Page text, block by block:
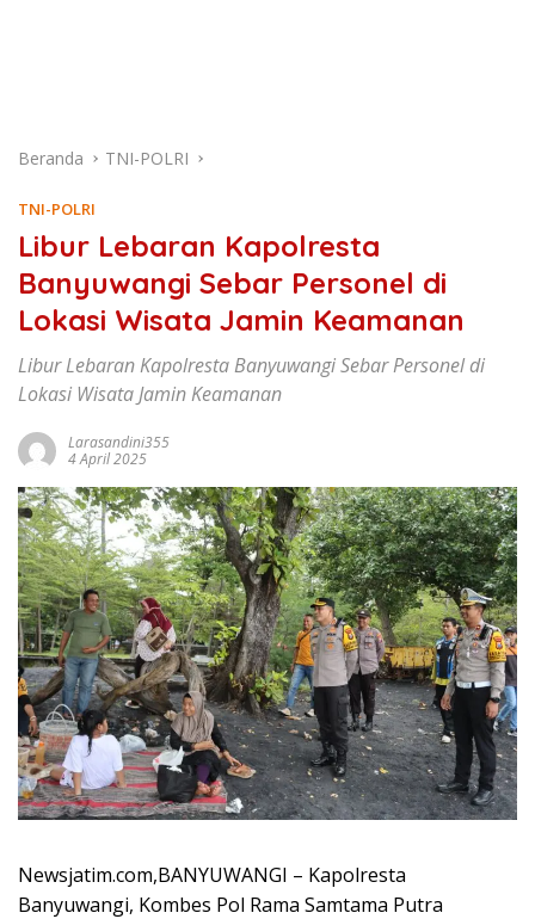
Beranda TNI-POLRI
TNI-POLRI
Libur Lebaran Kapolresta
Banyuwangi Sebar Personel di
Lokasi Wisata Jamin Keamanan
Libur Lebaran Kapolresta Banyuwangi Sebar Personel di
Lokasi Wisata Jamin Keamanan
Larasandini355
4 April 2025
Newsjatim.com,BANYUWANGI – Kapolresta
Banyuwangi, Kombes Pol Rama Samtama Putra